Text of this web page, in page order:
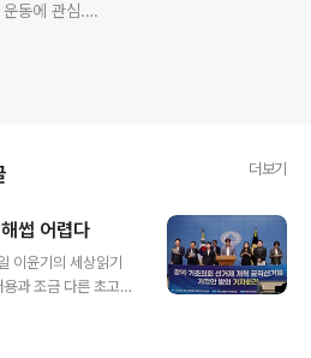
동에 관심.
더보기
썹 어렵다
이윤기의 세상읽기
과 조금 다른 초고이
들의 가공식품 소비